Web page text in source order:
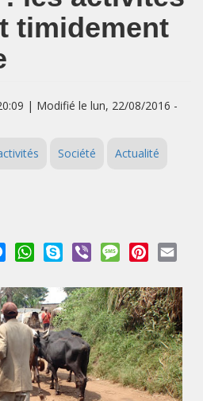
timidement
| Modifié le lun, 22/08/2016 -
Société Actualité
MessengerWhatsApp
Skype Viber MessagePinterest